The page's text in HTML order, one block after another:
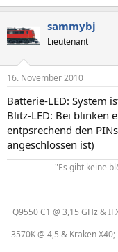
sammybj
Lieutenant
16. November 2010
Batterie-LED: System
Blitz-LED: Bei blinken
entpsrechend den
angeschlossen ist)
"Es gibt keine
Q9550 C1 @ 3,15 GHz &
3570K @ 4,5 & Kraken X40;